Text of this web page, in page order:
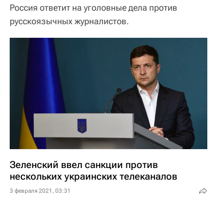
Россия ответит на уголовные дела против
русскоязычных журналистов.
Зеленский ввел санкции против
нескольких украинских телеканалов
3 февраля 2021, 03:31